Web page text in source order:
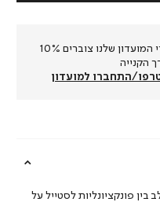
חברי המועדון שלנו צוברים 10%
הקנייה
התחברו למועדון
פונקציונליות לסטייל על